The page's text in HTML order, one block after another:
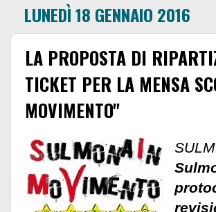
LUNEDÌ 18 GENNAIO 2016
LA PROPOSTA DI
TICKET PER LA MENSA
MOVIMENTO"